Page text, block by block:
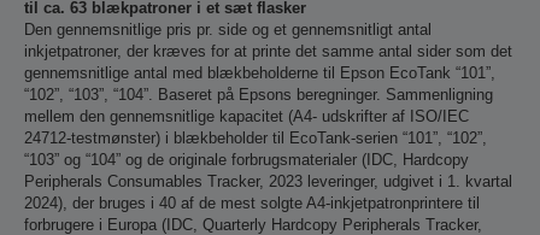
til ca. 63 blækpatroner i et sæt flasker
Den gennemsnitlige pris pr. side og et gennemsnitligt antal
inkjetpatroner, der kræves for at printe det samme antal sider som det
gennemsnitlige antal med blækbeholderne til Epson EcoTank “101”,
“102”, “103”, “104”. Baseret på Epsons beregninger. Sammenligning
mellem den gennemsnitlige kapacitet (A4- udskrifter af ISO/IEC
24712-testmønster) i blækbeholder til EcoTank-serien “101”, “102”,
“103” og “104” og de originale forbrugsmaterialer (IDC, Hardcopy
Peripherals Consumables Tracker, 2023 leveringer, udgivet i 1. kvartal
2024), der bruges i 40 af de mest solgte A4-inkjetpatronprintere til
forbrugere i Europa (IDC, Quarterly Hardcopy Peripherals Tracker,